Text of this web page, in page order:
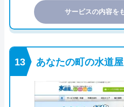
サービスの内容を
あなたの町の水道